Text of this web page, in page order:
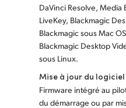
DaVinci Resolve, Media
LiveKey, Blackmagic
Blackmagic sous Mac
Blackmagic Desktop
sous Linux.
Mise à jour du
Firmware intégré au
du démarrage ou par